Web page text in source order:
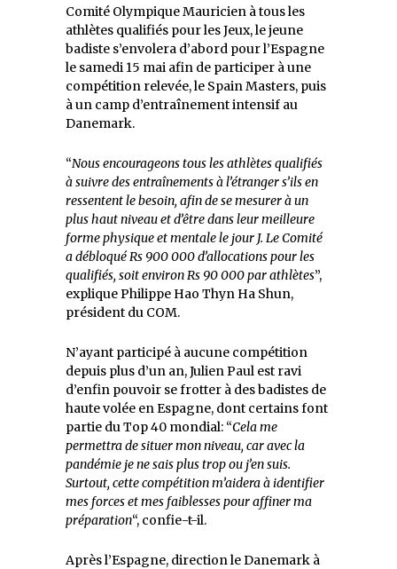
Comité Olympique Mauricien à tous les
athlètes qualifiés pour les Jeux, le jeune
badiste s’envolera d’abord pour l’Espagne
le samedi 15 mai afin de participer à une
compétition relevée, le Spain Masters, puis
à un camp d’entraînement intensif au
Danemark.
“Nous encourageons tous les athlètes qualifiés
à suivre des entraînements à l’étranger s’ils en
ressentent le besoin, afin de se mesurer à un
plus haut niveau et d’être dans leur meilleure
forme physique et mentale le jour J. Le Comité
a débloqué Rs 900 000 d’allocations pour les
qualifiés, soit environ Rs 90 000 par athlètes”,
explique Philippe Hao Thyn Ha Shun,
président du COM.
N’ayant participé à aucune compétition
depuis plus d’un an, Julien Paul est ravi
d’enfin pouvoir se frotter à des badistes de
haute volée en Espagne, dont certains font
partie du Top 40 mondial: “Cela me
permettra de situer mon niveau, car avec la
pandémie je ne sais plus trop ou j’en suis.
Surtout, cette compétition m’aidera à identifier
mes forces et mes faiblesses pour affiner ma
préparation“, confie-t-il.
Après l’Espagne, direction le Danemark à